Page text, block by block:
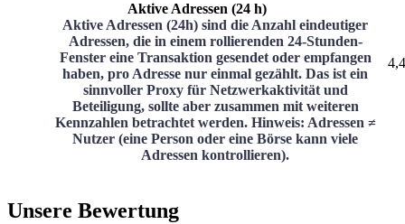
Aktive Adressen (24 h)
Aktive Adressen (24h) sind die Anzahl eindeutiger
Adressen, die in einem rollierenden 24-Stunden-
Fenster eine Transaktion gesendet oder empfangen
haben, pro Adresse nur einmal gezählt. Das ist ein
sinnvoller Proxy für Netzwerkaktivität und
Beteiligung, sollte aber zusammen mit weiteren
Kennzahlen betrachtet werden. Hinweis: Adressen ≠
Nutzer (eine Person oder eine Börse kann viele
Adressen kontrollieren).
Unsere Bewertung